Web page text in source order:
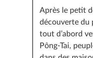
Après le petit
découverte du
tout d’abord
Pông-Tai,